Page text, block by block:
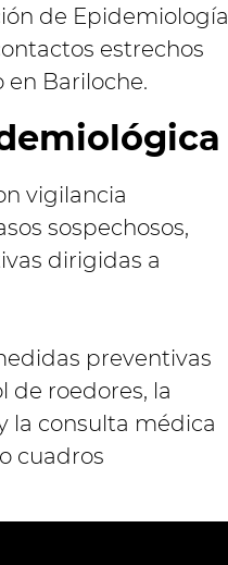
de Epidemiología
estrechos
Bariloche.
vigilancia
sospechosos,
dirigidas a
preventivas
de roedores, la
la consulta médica
cuadros